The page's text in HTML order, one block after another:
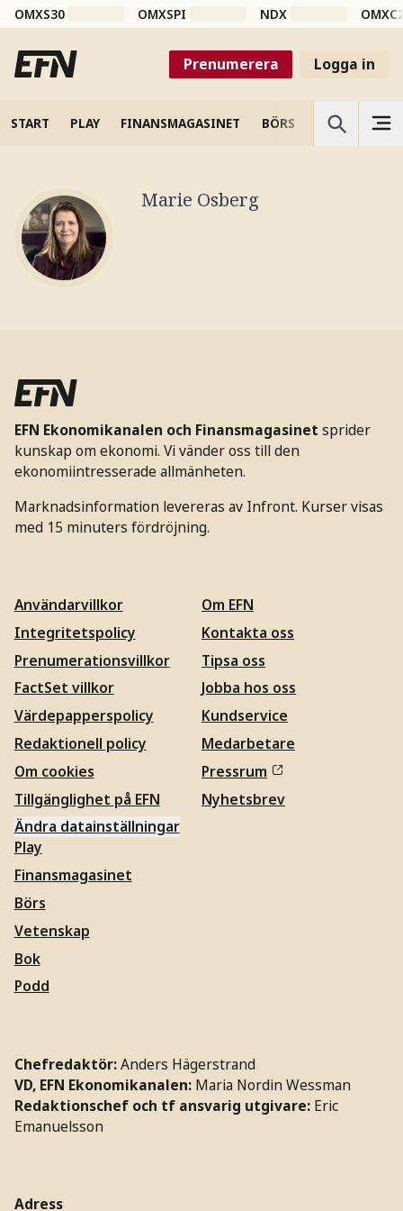
OMXS30 OMXSPI NDX
Prenumerera Logga in
START PLAY FINANSMAGASINET BÖRS VETENSKAP
Marie Osberg
EFN Ekonomikanalen och Finansmagasinet sprider
kunskap om ekonomi. Vi vänder oss till den
ekonomiintresserade allmänheten.
Marknadsinformation levereras av Infront. Kurser visas
med 15 minuters fördröjning.
Användarvillkor
Integritetspolicy
Prenumerationsvillkor
FactSet villkor
Värdepapperspolicy
Redaktionell policy
Om cookies
Tillgänglighet på EFN
Ändra datainställningar
Om EFN
Kontakta oss
Tipsa oss
Jobba hos oss
Kundservice
Medarbetare
Pressrum
Nyhetsbrev
Play
Finansmagasinet
Börs
Vetenskap
Bok
Podd
Chefredaktör:Anders Hägerstrand
VD, EFN Ekonomikanalen: Maria Nordin Wessman
Redaktionschef och tf ansvarig utgivare: Eric
Emanuelsson
Adress